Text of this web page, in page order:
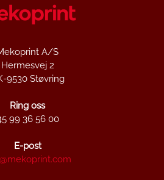
A/S
Hermesvej 2
9530 Støvring
Ring oss
99 36 56 00
E-post